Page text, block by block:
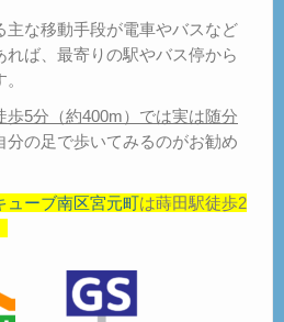
主な移動手段が電車やバスなど
ば、最寄りの駅やバス停から
歩5分（約400m）では実は随分
分の足で歩いてみるのがお勧め
ューブ南区宮元町は蒔田駅徒歩2